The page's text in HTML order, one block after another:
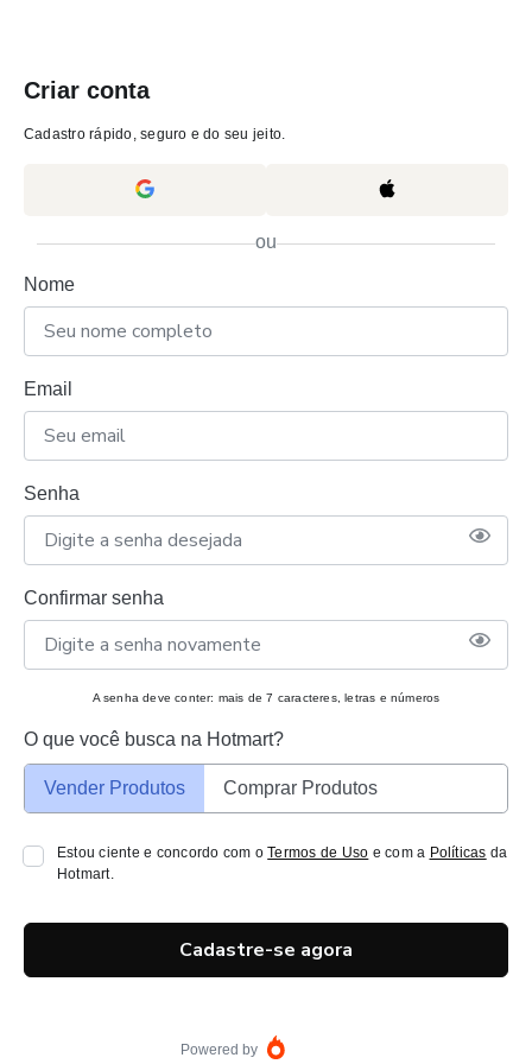
Criar conta
Cadastro rápido, seguro e do seu jeito.
ou
Nome
Email
Senha
Confirmar senha
A senha deve conter: mais de 7 caracteres, letras e números
O que você busca na Hotmart?
Vender Produtos Comprar Produtos
Estou ciente e concordo com oTermos de Uso e com a Políticas da
Hotmart.
Cadastre-se agora
Powered by